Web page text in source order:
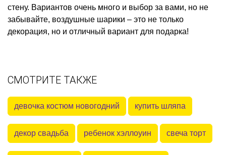
стену. Вариантов очень много и выбор за вами, но не
забывайте, воздушные шарики – это не только
декорация, но и отличный вариант для подарка!
СМОТРИТЕ ТАКЖЕ
девочка костюм новогодний купить шляпа
декор свадьба ребенок хэллоуин свеча торт